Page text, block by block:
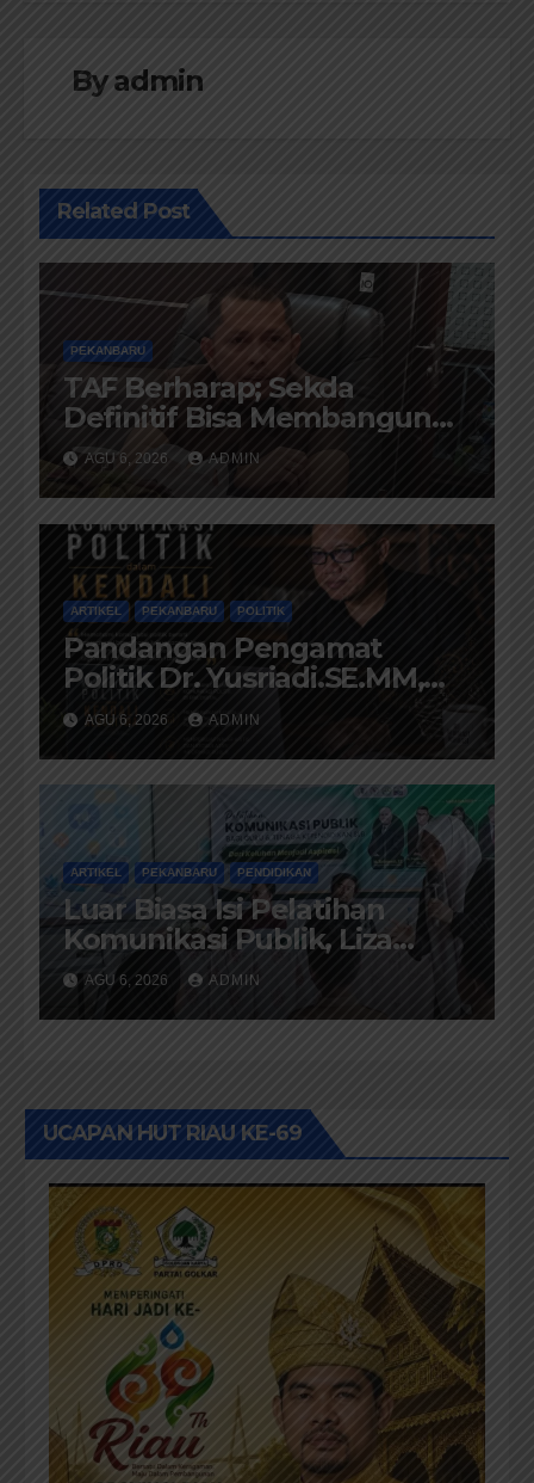
Byadmin
Related Post
PEKANBARU
TAF Berharap; Sekda
Definitif Bisa Membangun
Komunikasi Antara Eksekutif
dan Legislatif
AGU 6, 2026 ADMIN
ARTIKEL PEKANBARU POLITIK
Pandangan Pengamat
Politik Dr. Yusriadi.SE.MM,
Tentang Buku Dr. (Cand)
Liza Fitriani S. Kom M. Ikom
AGU 6, 2026 ADMIN
ARTIKEL PEKANBARU PENDIDIKAN
Luar Biasa Isi Pelatihan
Komunikasi Publik, Liza
Fitriani Sampaikan Materi
Dari Keluhan Menjadi
Aspirasi
AGU 6, 2026 ADMIN
UCAPAN HUT RIAU KE-69